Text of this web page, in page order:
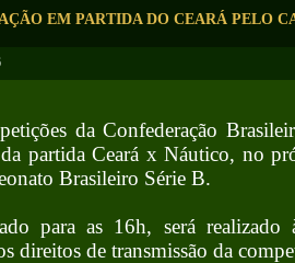
EM PARTIDA DO CEARÁ PELO
da Confederação
partida Ceará x Náutico, no
Brasileiro Série B.
para as 16h, será
direitos de transmissão da